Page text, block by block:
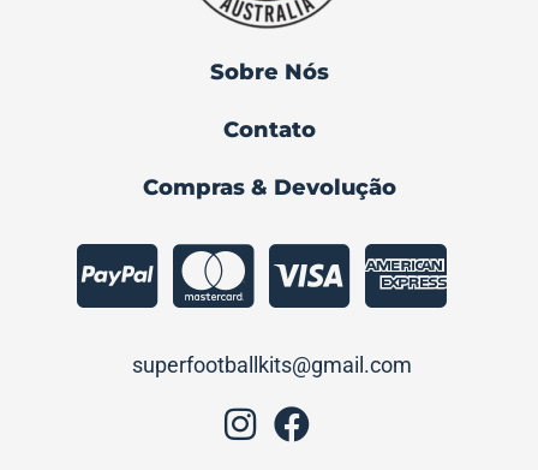
Sobre Nós
Contato
Compras & Devolução
superfootballkits@gmail.com